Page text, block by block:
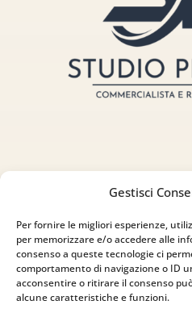
Gestisci
Per fornire le migliori esperienze,
per memorizzare e/o accedere alle
consenso a queste tecnologie ci
comportamento di navigazione o ID
acconsentire o ritirare il consenso
alcune caratteristiche e funzioni.
Indirizzo
via Sant’Alessio, 5
83030 Venticano (AV)
Email